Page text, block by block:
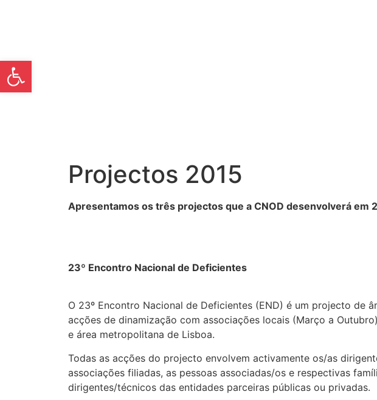
Projectos 2015
Apresentamos os três projectos que a CNOD desenvolverá em
23º Encontro Nacional de Deficientes
O 23º Encontro Nacional de Deficientes (END) é um projecto de
acções de dinamização com associações locais (Março a
e área metropolitana de Lisboa.
Todas as acções do projecto envolvem activamente os/as
associações filiadas, as pessoas associadas/os e respectivas
dirigentes/técnicos das entidades parceiras públicas ou privadas.
Open toolbar